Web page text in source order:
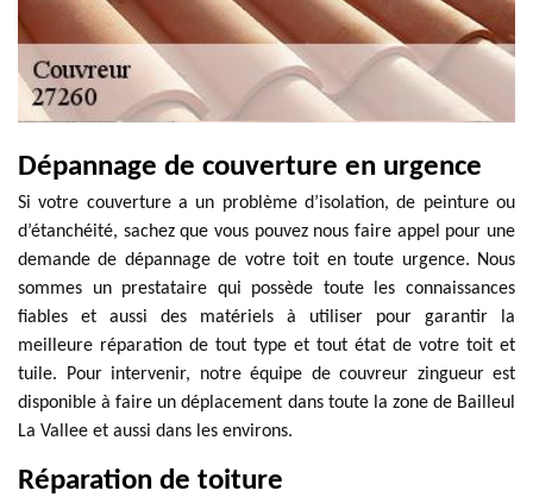
Dépannage de couverture en urgence
Si votre couverture a un problème d’isolation, de peinture ou
d’étanchéité, sachez que vous pouvez nous faire appel pour une
demande de dépannage de votre toit en toute urgence. Nous
sommes un prestataire qui possède toute les connaissances
fiables et aussi des matériels à utiliser pour garantir la
meilleure réparation de tout type et tout état de votre toit et
tuile. Pour intervenir, notre équipe de couvreur zingueur est
disponible à faire un déplacement dans toute la zone de Bailleul
La Vallee et aussi dans les environs.
Réparation de toiture